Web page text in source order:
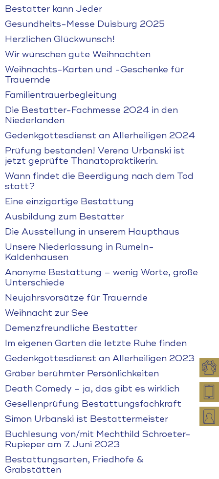
Bestatter kann Jeder
Gesundheits-Messe Duisburg 2025
Herzlichen Glückwunsch!
Wir wünschen gute Weihnachten
Weihnachts-Karten und -Geschenke für
Trauernde
Familientrauerbegleitung
Die Bestatter-Fachmesse 2024 in den
Niederlanden
Gedenkgottesdienst an Allerheiligen 2024
Prüfung bestanden! Verena Urbanski ist
jetzt geprüfte Thanatopraktikerin.
Wann findet die Beerdigung nach dem Tod
statt?
Eine einzigartige Bestattung
Ausbildung zum Bestatter
Die Ausstellung in unserem Haupthaus
Unsere Niederlassung in Rumeln-
Kaldenhausen
Anonyme Bestattung – wenig Worte, große
Unterschiede
Neujahrsvorsätze für Trauernde
Weihnacht zur See
Demenzfreundliche Bestatter
Im eigenen Garten die letzte Ruhe finden
Gedenkgottesdienst an Allerheiligen 2023
Gräber berühmter Persönlichkeiten
Death Comedy – ja, das gibt es wirklich
Gesellenprüfung Bestattungsfachkraft
Simon Urbanski ist Bestattermeister
Buchlesung von/mit Mechthild Schroeter-
Rupieper am 7. Juni 2023
Bestattungsarten, Friedhöfe &
Grabstätten